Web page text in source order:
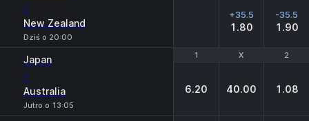
-
New Zealand
Dziś o 20:00
+35.5
1.80
-35.5
1.90
1 X 2
Japan
-
Australia
Jutro o 13:05
1 X 2
6.20 40.00 1.08